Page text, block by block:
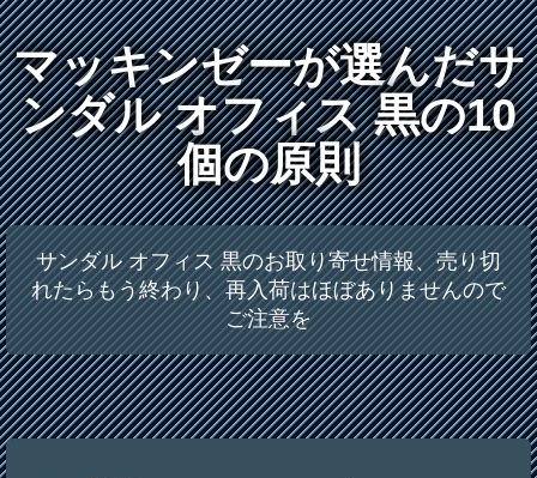
マッキンゼーが選んだサ
ンダル オフィス 黒の10
個の原則
サンダル オフィス 黒のお取り寄せ情報、売り切
れたらもう終わり、再入荷はほぼありませんので
ご注意を